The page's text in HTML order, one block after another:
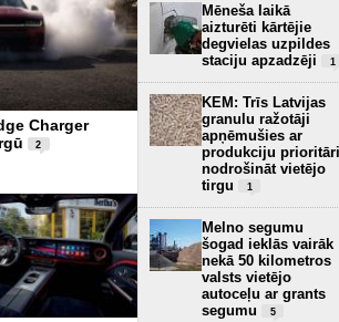
Charger
2
Xiaomi piesaka
– luksusa SUV Eiropas
4
Mēneša laikā
aizturēti kārtējie
degvielas uzpildes
staciju apzadzēji
1
KEM: Trīs Latvijas
granulu ražotāji
apņēmušies ar
produkciju prioritāri
nodrošināt vietējo
tirgu
1
Melno segumu
šogad ieklās vairāk
nekā 50 kilometros
valsts vietējo
autoceļu ar grants
segumu
5